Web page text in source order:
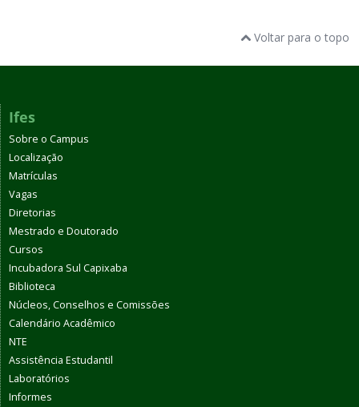
Voltar para o topo
Ifes
Sobre o Campus
Localização
Matrículas
Vagas
Diretorias
Mestrado e Doutorado
Cursos
Incubadora Sul Capixaba
Biblioteca
Núcleos, Conselhos e Comissões
Calendário Acadêmico
NTE
Assistência Estudantil
Laboratórios
Informes